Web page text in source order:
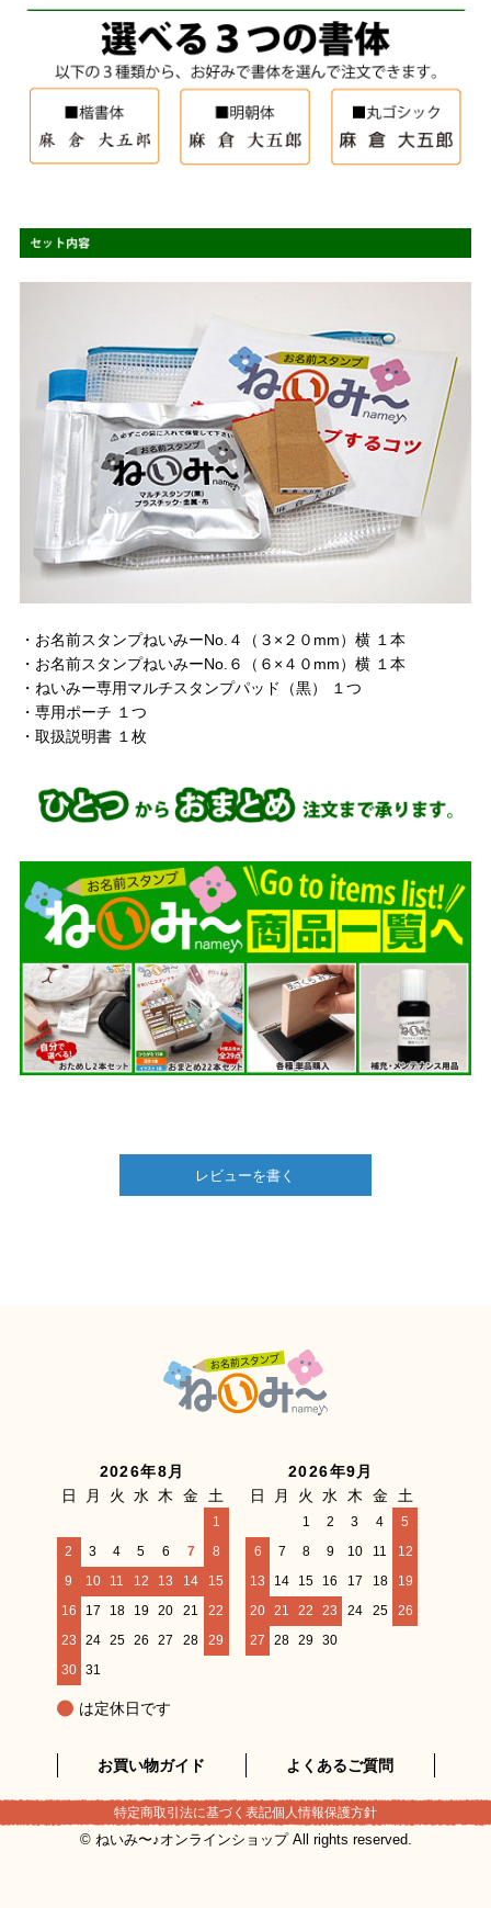
・お名前スタンプねいみーNo.４（３×２０mm）横 １本
・お名前スタンプねいみーNo.６（６×４０mm）横 １本
・ねいみー専用マルチスタンプパッド（黒） １つ
・専用ポーチ １つ
・取扱説明書 １枚
レビューを書く
2026年8月
日
月 火 水 木 金 土
1
2
3 4 5 6 7
8
9
10 11 12 13 14
15
16
17 18 19 20 21
22
23
24 25 26 27 28
29
30
31
2026年9月
日
月 火 水 木 金 土
1 2 3 4
5
6
7 8 9 10 11
12
13
14 15 16 17 18
19
20 21 22 23 24 25
26
27
28 29 30
は定休日です
お買い物ガイド よくあるご質問
特定商取引法に基づく表記個人情報保護方針
© ねいみ〜♪オンラインショップ All rights reserved.